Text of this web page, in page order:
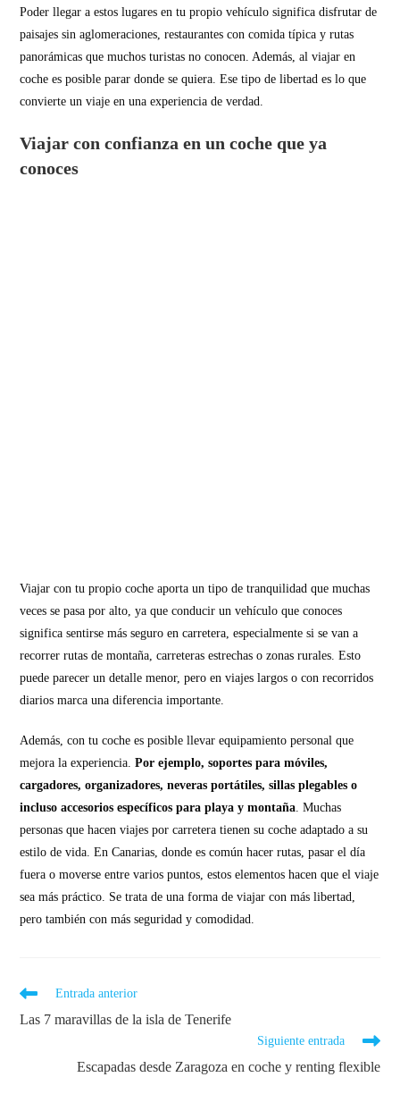
Poder llegar a estos lugares en tu propio vehículo significa disfrutar de
paisajes sin aglomeraciones, restaurantes con comida típica y rutas
panorámicas que muchos turistas no conocen. Además, al viajar en
coche es posible parar donde se quiera. Ese tipo de libertad es lo que
convierte un viaje en una experiencia de verdad.
Viajar con confianza en un coche que ya
conoces
Viajar con tu propio coche aporta un tipo de tranquilidad que muchas
veces se pasa por alto, ya que conducir un vehículo que conoces
significa sentirse más seguro en carretera, especialmente si se van a
recorrer rutas de montaña, carreteras estrechas o zonas rurales. Esto
puede parecer un detalle menor, pero en viajes largos o con recorridos
diarios marca una diferencia importante.
Además, con tu coche es posible llevar equipamiento personal que
mejora la experiencia.Por ejemplo, soportes para móviles,
cargadores, organizadores, neveras portátiles, sillas plegables o
incluso accesorios específicos para playa y montaña . Muchas
personas que hacen viajes por carretera tienen su coche adaptado a su
estilo de vida. En Canarias, donde es común hacer rutas, pasar el día
fuera o moverse entre varios puntos, estos elementos hacen que el viaje
sea más práctico. Se trata de una forma de viajar con más libertad,
pero también con más seguridad y comodidad.
Entrada anterior
Las 7 maravillas de la isla de Tenerife
Siguiente entrada
Escapadas desde Zaragoza en coche y renting flexible